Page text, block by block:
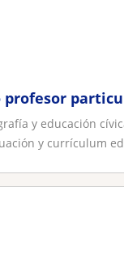
profesor
y educación
y currículum